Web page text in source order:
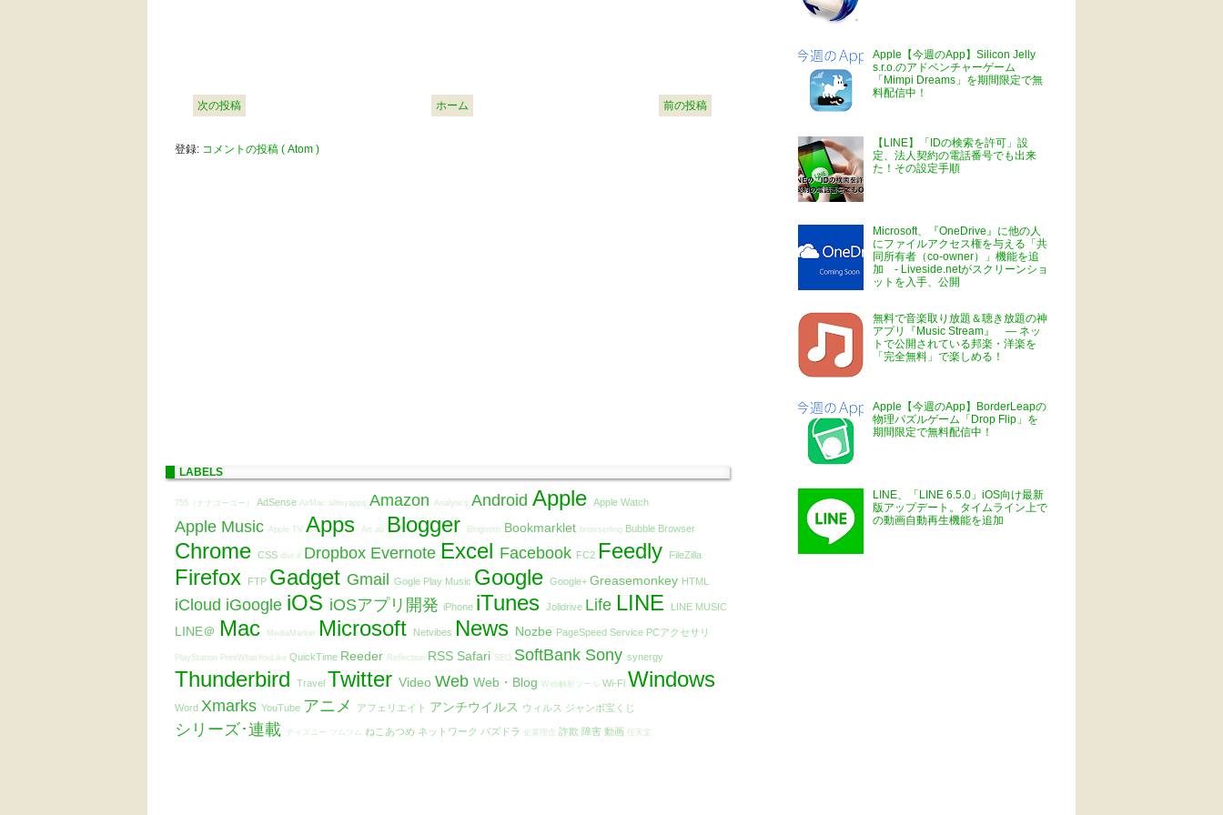
次の投稿 前の投稿
ホーム
登録: コメントの投稿 ( Atom )
LABELS
755（ナナゴーゴー） AdSense AirMac allmyapps Amazon Analytics Android Apple Apple Watch
Apple Music Apple TV Apps Art au Blogger Blogtrottr Bookmarklet browserling Bubble Browser
Chrome CSS dlvr.it Dropbox Evernote Excel Facebook FC2 Feedly FileZilla
Firefox FTP Gadget Gmail Gogle Play Music Google Google+ Greasemonkey HTML
iCloud iGoogle iOS iOSアプリ開発 iPhone iTunes Jolidrive Life LINE LINE MUSIC
LINE＠ Mac MediaMarker Microsoft Netvibes News Nozbe PageSpeed Service PCアクセサリ
PlayStation PrintWhatYouLike QuickTime Reeder Reflection RSS Safari SEO SoftBank Sony synergy
Thunderbird Travel Twitter Video Web Web・Blog Web解析ツール Wi-Fi Windows
Word Xmarks YouTube アニメ アフェリエイト アンチウイルス ウィルス ジャンボ宝くじ
シリーズ･連載 ディズニー ツムツム ねこあつめ ネットワーク パズドラ 企業理念 詐欺 障害 動画 任天堂
Apple【今週のApp】Silicon Jelly
s.r.o.のアドベンチャーゲーム
「Mimpi Dreams」を期間限定で無
料配信中！
【LINE】「IDの検索を許可」設
定、法人契約の電話番号でも出来
た！その設定手順
Microsoft、『OneDrive』に他の人
にファイルアクセス権を与える「共
同所有者（co-owner）」機能を追
加 - Liveside.netがスクリーンショ
ットを入手、公開
無料で音楽取り放題＆聴き放題の神
アプリ『Music Stream』 ― ネッ
トで公開されている邦楽・洋楽を
「完全無料」で楽しめる！
Apple【今週のApp】BorderLeapの
物理パズルゲーム「Drop Flip」を
期間限定で無料配信中！
LINE、「LINE 6.5.0」iOS向け最新
版アップデート。タイムライン上で
の動画自動再生機能を追加